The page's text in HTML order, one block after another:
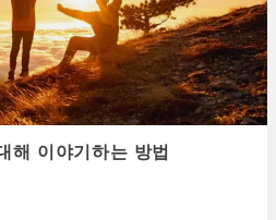
해 이야기하는 방법